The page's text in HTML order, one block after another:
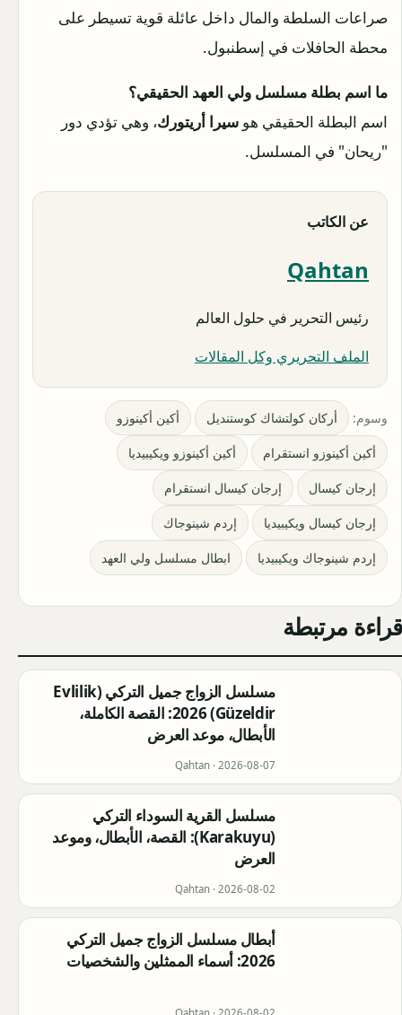
صراعات السلطة والمال داخل عائلة قوية تسيطر على
محطة الحافلات في إسطنبول.
ما اسم بطلة مسلسل ولي العهد الحقيقي؟
اسم البطلة الحقيقي هو سيرا أريتورك، وهي تؤدي دور
"ريحان" في المسلسل.
عن الكاتب
Qahtan
رئيس التحرير في حلول العالم
الملف التحريري وكل المقالات
وسوم: أركان كولتشاك كوستنديل أكين أكينوزو
أكين أكينوزو انستقرام أكين أكينوزو ويكيبيديا
إرجان كيسال إرجان كيسال انستقرام
إرجان كيسال ويكيبيديا إردم شينوجاك
إردم شينوجاك ويكيبيديا ابطال مسلسل ولي العهد
قراءة مرتبطة
مسلسل الزواج جميل التركي (Evlilik
Güzeldir) 2026: القصة الكاملة،
الأبطال، موعد العرض
Qahtan · 2026-08-07
مسلسل القرية السوداء التركي
(Karakuyu): القصة، الأبطال، وموعد
العرض
Qahtan · 2026-08-02
أبطال مسلسل الزواج جميل التركي
2026: أسماء الممثلين والشخصيات